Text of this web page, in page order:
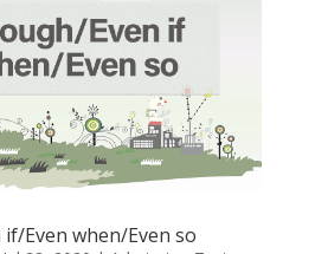
Even when/Even so